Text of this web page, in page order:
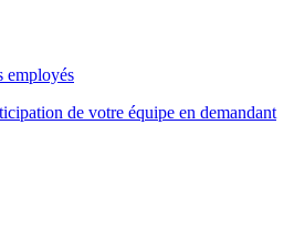
employés
de votre équipe en demandant